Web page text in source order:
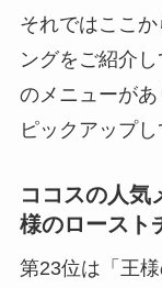
それではここ
ングをご紹介
のメニューが
ピックアップし
ココスの人気
様のロースト
第23位は「王